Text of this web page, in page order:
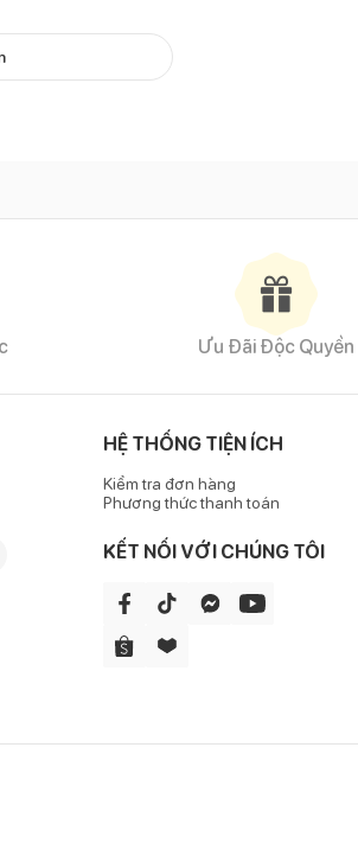
Ưu Đãi Độc Quyền
HỆ THỐNG TIỆN ÍCH
Kiểm tra đơn hàng
Phương thức thanh toán
KẾT NỐI VỚI CHÚNG TÔI